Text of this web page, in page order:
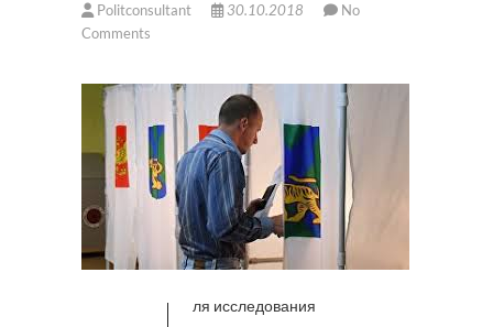
Politconsultant 30.10.2018
No
Comments